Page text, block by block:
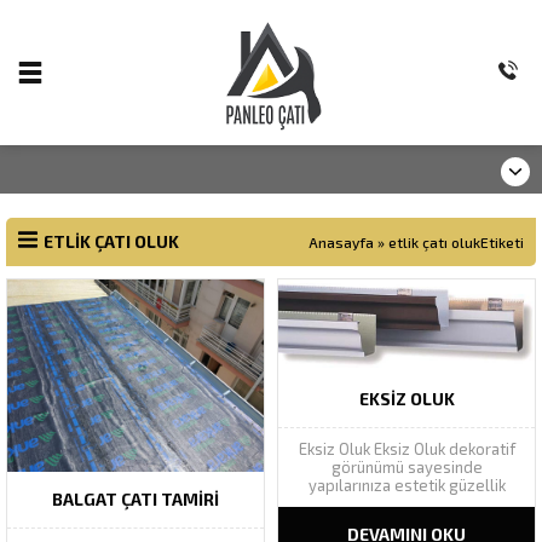
ETLIK ÇATI OLUK Anasayfa » etlik çatı olukEtiketi
BALGAT ÇATI TAMIRI
EKSIZ OLUK
Eksiz Oluk Eksiz Oluk dekoratif
görünümü sayesinde
yapılarınıza estetik güzellik
katarak yapı bütünlüğünü
DEVAMINI OKU